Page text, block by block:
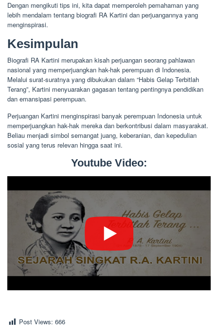
Dengan mengikuti tips ini, kita dapat memperoleh pemahaman yang
lebih mendalam tentang biografi RA Kartini dan perjuangannya yang
menginspirasi.
Kesimpulan
Biografi RA Kartini merupakan kisah perjuangan seorang pahlawan
nasional yang memperjuangkan hak-hak perempuan di Indonesia.
Melalui surat-suratnya yang dibukukan dalam “Habis Gelap Terbitlah
Terang”, Kartini menyuarakan gagasan tentang pentingnya pendidikan
dan emansipasi perempuan.
Perjuangan Kartini menginspirasi banyak perempuan Indonesia untuk
memperjuangkan hak-hak mereka dan berkontribusi dalam masyarakat.
Beliau menjadi simbol semangat juang, keberanian, dan kepedulian
sosial yang terus relevan hingga saat ini.
Youtube Video:
Post Views: 666